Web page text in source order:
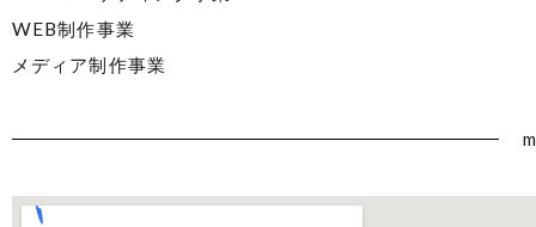
WEB制作事業
メディア制作事業